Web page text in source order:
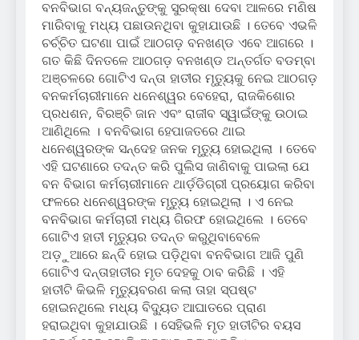
ବନବିଭାଗ ବନ୍ୟଜନ୍ତୁଙ୍କୁ ସୁରକ୍ଷା ଦେବା ଆଳରେ ମଣିଷ
ମାରିବାକୁ ମଧ୍ୟ ପଛାଉନଥିବା କୁହାଯାଉଛି । ତେବେ ଏଭଳି
ଚର୍ଚ୍ଚିତ ଘଟଣା ପାଇଁ ଆଠଗଡ଼ ବନଖଣ୍ଡ ଏବେ ଆଗରେ ।
ଗତ କିଛି ଦିନତଳେ ଆଠଗଡ଼ ବନଖଣ୍ଡ ଅନ୍ତର୍ଗତ ବଡମ୍ବା
ଅଞ୍ଚଳରେ ଗୋଟିଏ ଦନ୍ତା ହାତୀର ମୃତ୍ୟୁକୁ ନେଇ ଆଠଗଡ଼
ବନକର୍ମଚାରୀମାନେ ଧନେଶ୍ୱର ବେହେରା, ରାଜକିଶୋର
ପ୍ରଧଶନ, ବିରଞ୍ଚି ଜାନ ଏବଂ ରାଜୀବ ସ୍ୱାଇଁଙ୍କୁ ଉଠାଇ
ଆଣିଥିଲେ । ବନବିଭାଗ ହେପାଜତରେ ଥାଇ
ଧନେଶ୍ୱରଙ୍କ ସନ୍ଦେହ ଜନକ ମୃତ୍ୟୁ ହୋଇଥିଲା । ତେବେ
ଏହି ଘଟଣାରେ ତଦନ୍ତ କରି ପୁଲିସ ଜାଣିବାକୁ ପାଇଲା ଯେ
ବନ ବିଭାଗ କର୍ମଚାରୀମାନେ ଥାର୍ଡ଼ଡିଗ୍ରୀ ପ୍ରୟୋଗ କରିବା
ଫଳରେ ଧନେଶ୍ୱରଙ୍କ ମୃତ୍ୟୁ ହୋଇଥିଲା । ଏ ନେଇ
ବନବିଭାଗ କର୍ମଚାରୀ ମଧ୍ୟ ଗିରଫ ହୋଇଥିଲେ । ତେବେ
ଗୋଟିଏ ହାତୀ ମୃତ୍ୟୁର ତଦନ୍ତ କରୁଥିବାବେଳେ
ଅଡ଼ୁଆରେ ଛନ୍ଦି ହୋଇ ପଡ଼ିଥିବା ବନବିଭାଗ ଆଜି ପୁଣି
ଗୋଟିଏ ଦନ୍ତାହାତୀର ମୃତ ଦେହକୁ ଠାବ କରିଛି । ଏହି
ହାତୀଟି କିଭଳି ମୃତ୍ୟୁବରଣ କଲା ତାହା ସ୍ପଷ୍ଟ
ହୋଇନଥିଲେ ମଧ୍ୟ ବିଦ୍ୟୁତ ଆଘାତରେ ପ୍ରାଣ
ହରାଇଥିବା କୁହାଯାଉଛି । ସେହିଭଳି ମୃତ ହାତୀଟିର ବୟସ